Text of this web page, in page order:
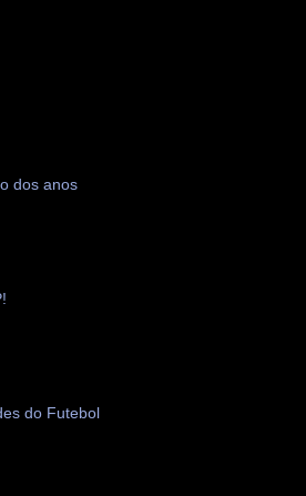
dos anos
do Futebol